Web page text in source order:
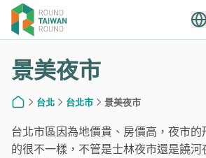
景美夜市
台北 台北市 景美夜市
台北市區因為地價貴、房價高，夜市
的很不一樣，不管是士林夜市還是饒